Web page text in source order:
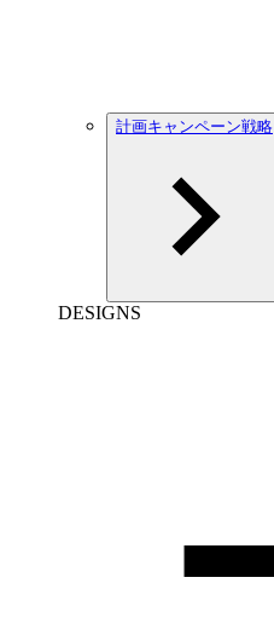
計画キャンペーン戦略
DESIGNS